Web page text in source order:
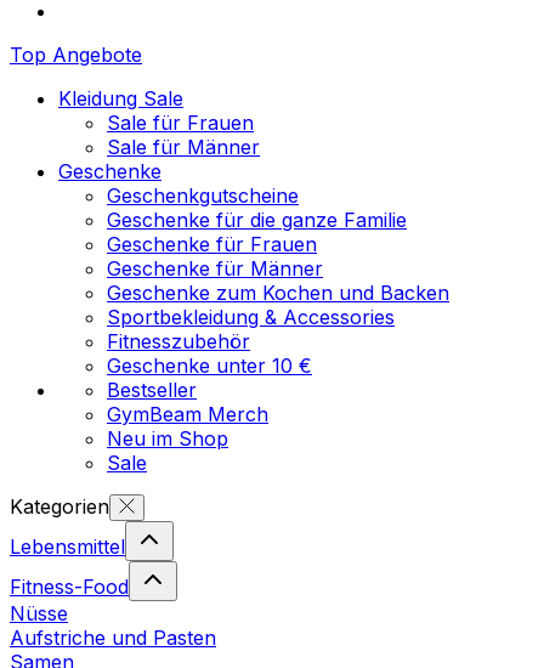
Top Angebote
Kleidung Sale
Sale für Frauen
Sale für Männer
Geschenke
Geschenkgutscheine
Geschenke für die ganze Familie
Geschenke für Frauen
Geschenke für Männer
Geschenke zum Kochen und Backen
Sportbekleidung & Accessories
Fitnesszubehör
Geschenke unter 10 €
Bestseller
GymBeam Merch
Neu im Shop
Sale
Kategorien
Lebensmittel
Fitness-Food
Nüsse
Aufstriche und Pasten
Samen